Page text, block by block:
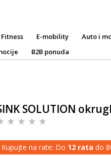
Fitness E-mobility Auto i
B2B ponuda
SOLUTION
Kupujte na rate: Do 12 rata do